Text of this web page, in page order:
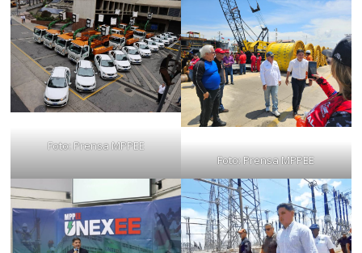
Foto: Prensa MPPEE
Foto: Prensa MPPEE